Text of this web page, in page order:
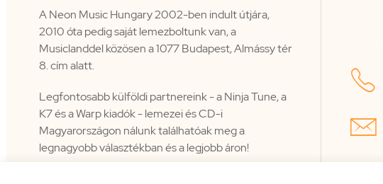
A Neon Music Hungary 2002-ben indult útjára,
2010 óta pedig saját lemezboltunk van, a
Musiclanddel közösen a 1077 Budapest, Almássy tér
8. cím alatt.
Legfontosabb külföldi partnereink - a Ninja Tune, a
K7 és a Warp kiadók - lemezei és CD-i
Magyarországon nálunk találhatóak meg a
legnagyobb választékban és a legjobb áron!

